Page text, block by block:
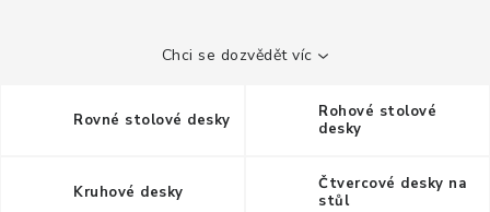
PREZENTAČNÍ SYSTÉMY
DRŽÁKY NA TABLET - MOBIL
ERGONOMICKÉ PRODUKTY
Chci se dozvědět víc
Rovné stolové desky
Rohové stolové
desky
Kruhové desky
Čtvercové desky na
stůl